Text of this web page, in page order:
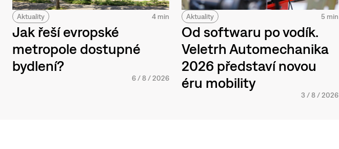
Aktuality 4 min
Jak řeší evropské
metropole dostupné
bydlení?
6 /8 /2026
Aktuality 5 min
Od softwaru po vodík.
Veletrh Automechanika
2026 představí novou
éru mobility
3 /8 /2026